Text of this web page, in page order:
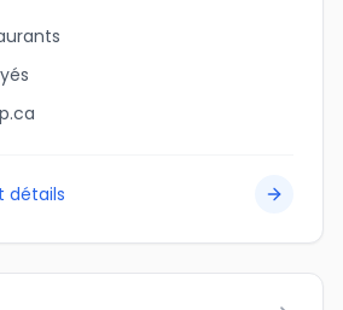
détails